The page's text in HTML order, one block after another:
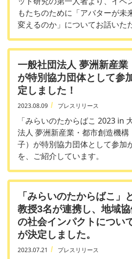
もたちのために「アバターが未
変えるのか」についてお話いた
一般社団法人 夢洲新産業
が特別協力団体として参
定しました！
2023.08.09 プレスリリース
「みらいのたからばこ 2023 in
法人 夢洲新産業・都市創造機
子）が特別協力団体として参加
を、ご紹介しています。
「みらいのたからばこ」
教授3名が連携し、地域
の社会インパクトについ
が決定しました。
2023.07.21 プレスリリース